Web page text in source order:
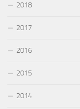
2018
2017
2016
2015
2014